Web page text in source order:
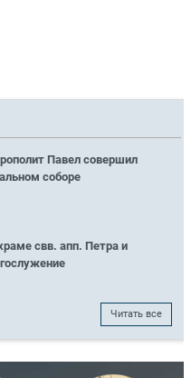
Павел совершил
соборе
свв. апп. Петра и
Читать все